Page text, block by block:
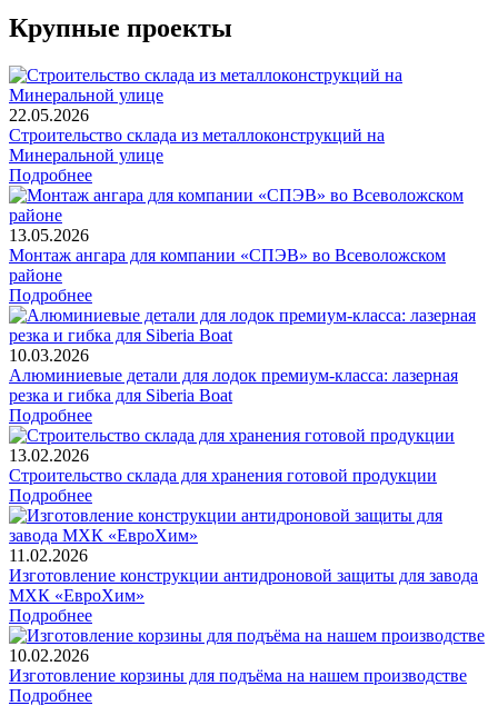
Крупные проекты
22.05.2026
Строительство склада из металлоконструкций на
Минеральной улице
Подробнее
13.05.2026
Монтаж ангара для компании «СПЭВ» во Всеволожском
районе
Подробнее
10.03.2026
Алюминиевые детали для лодок премиум-класса: лазерная
резка и гибка для Siberia Boat
Подробнее
13.02.2026
Строительство склада для хранения готовой продукции
Подробнее
11.02.2026
Изготовление конструкции антидроновой защиты для завода
МХК «ЕвроХим»
Подробнее
10.02.2026
Изготовление корзины для подъёма на нашем производстве
Подробнее